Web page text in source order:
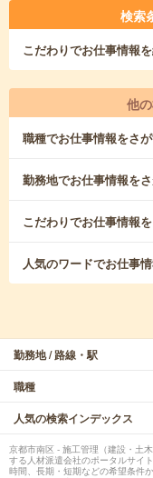
検索
こだわりでお仕事情報
他
職種でお仕事情報をさ
勤務地でお仕事情報を
こだわりでお仕事情報
人気のワードでお仕事
勤務地 / 路線・駅
職種
人気の検索インデックス
京都市南区 - 施工管理（建設・土
する人材派遣会社のポータルサイ
時間、長期・短期などの希望条件